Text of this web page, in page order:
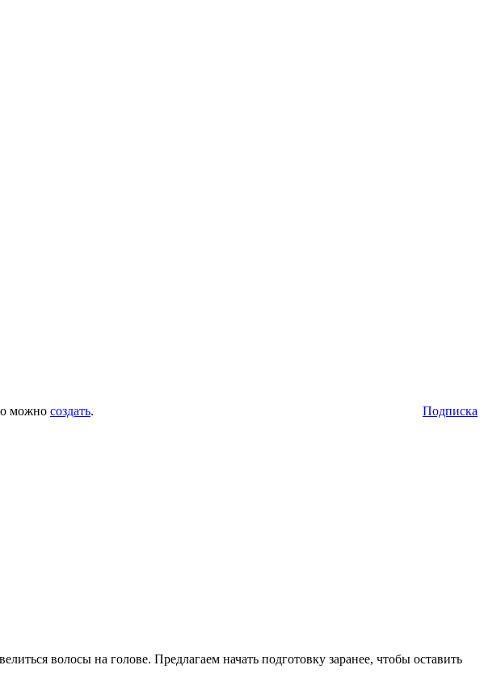
можно создать.
Подписка
волосы на голове. Предлагаем начать подготовку заранее, чтобы оставить